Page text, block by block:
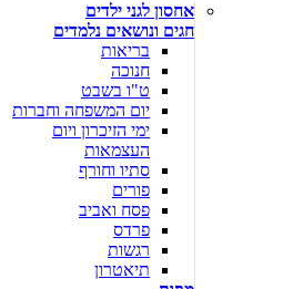
אחסון לגני ילדים
חגים ונושאים נלמדים
בריאות
חנוכה
ט"ו בשבט
יום המשפחה וחברות
ימי הזיכרון ויום
העצמאות
סתיו וחורף
פורים
פסח ואביב
פרדס
רגשות
תיאטרון